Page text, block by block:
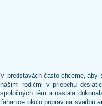
V predstavách často chceme, aby
našimi rodičmi v priebehu
spoločných tém a nastala
ťahanice okolo príprav na svadbu